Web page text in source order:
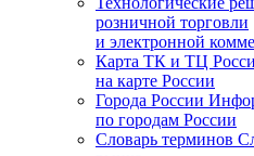
розничной торговли
и электронной
Карта ТК и ТЦ
на карте России
Города России
по городам России
Словарь терминов